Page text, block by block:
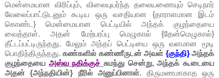
மென்மையான விரிப்பும், விலையுயர்ந்த தலையணையும் செடிநார்
வேலைப்பாட்டுடனும் கூடிய ஒரு வசதியான {தாராளமான இடம்
கொண்ட} மென்மையான பெட்டியில் அந்தக் குழந்தையை
வைத்தாள். அதன் மேற்பரப்பு மெழுகால் {தேன்மெழுகால்}
தீட்டப்பட்டிருந்தது. மேலும் அந்தப் பெட்டியை ஒரு வளமான மூடி
பொதிந்திருந்தது.கண்களில் கண்ணீருடன் அவள் {குந்தி}அந்தக்
குழந்தையை அஸ்வ நதிக்குச்சுமந்து சென்று, அந்தக் கூடையை
அதன் {அந்நதியின்} நீரில் அனுப்பினாள். திருமணமாகாத ஒரு